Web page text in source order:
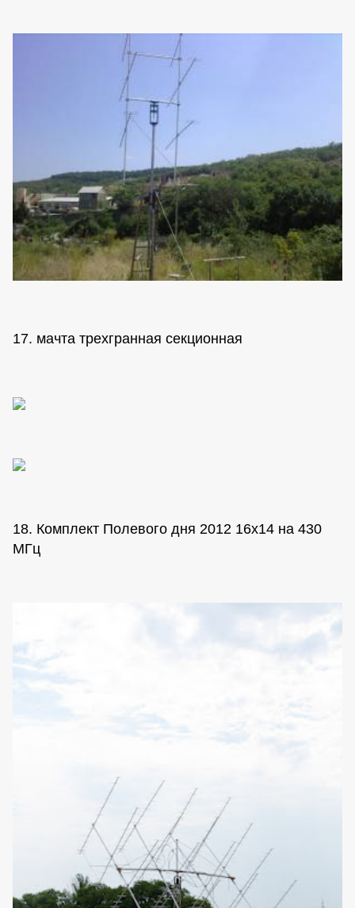
17. мачта трехгранная секционная
18. Комплект Полевого дня 2012 16х14 на 430
МГц